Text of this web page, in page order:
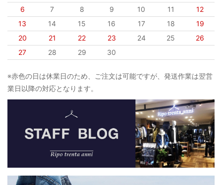
6
7 8 9 10 11
12
13
14 15 16 17 18
19
20
21 22 23 24 25
26
27
28 29 30
※赤色の日は休業日のため、ご注文は可能ですが、発送作業は翌営
業日以降の対応となります。